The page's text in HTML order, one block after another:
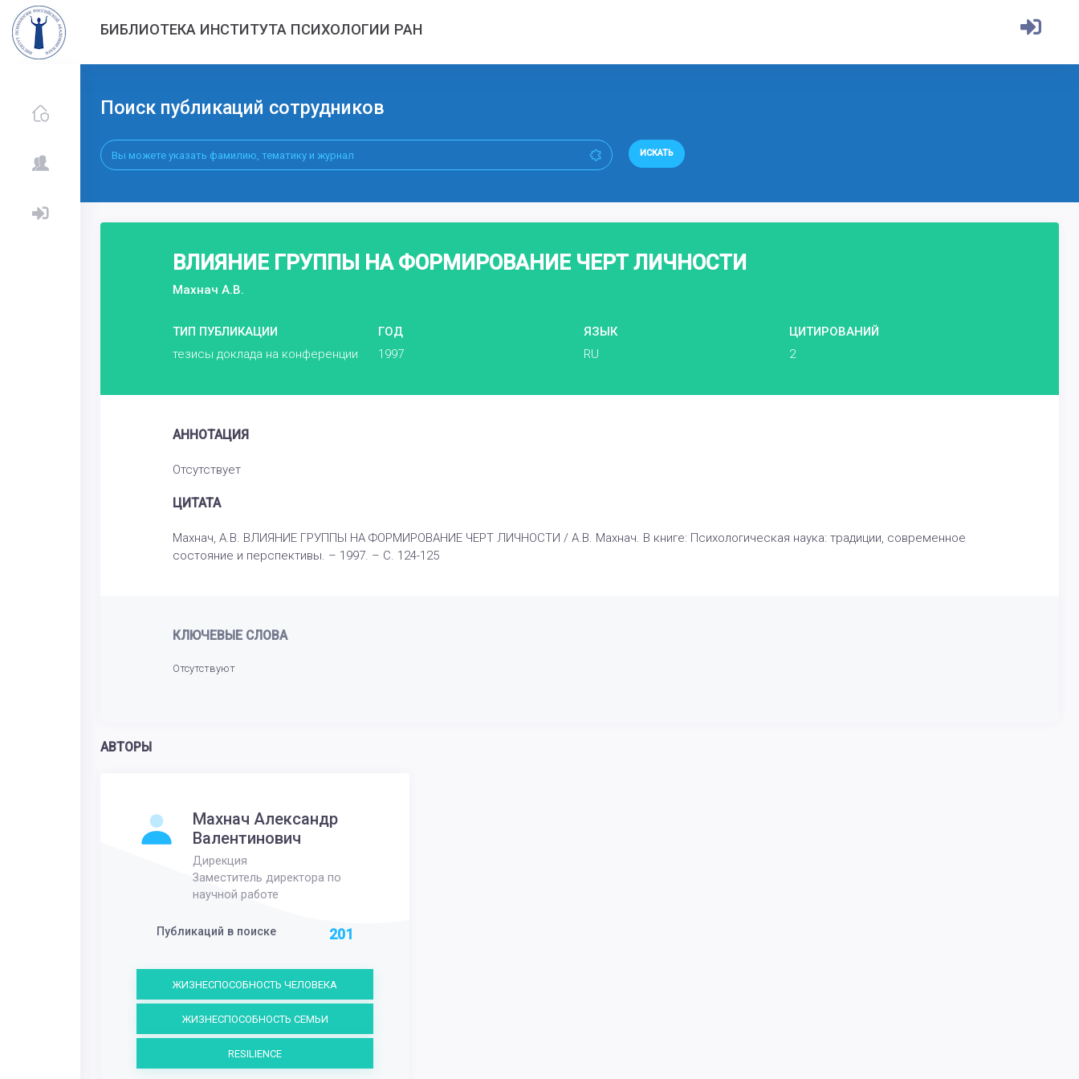
БИБЛИОТЕКА ИНСТИТУТА ПСИХОЛОГИИ РАН
Поиск публикаций сотрудников
ИСКАТЬ
ВЛИЯНИЕ ГРУППЫ НА ФОРМИРОВАНИЕ ЧЕРТ ЛИЧНОСТИ
Махнач А.В.
ТИП ПУБЛИКАЦИИ
тезисы доклада на конференции
ГОД
1997
ЯЗЫК
RU
ЦИТИРОВАНИЙ
2
АННОТАЦИЯ
Отсутствует
ЦИТАТА
Махнач, А.В. ВЛИЯНИЕ ГРУППЫ НА ФОРМИРОВАНИЕ ЧЕРТ ЛИЧНОСТИ / А.В. Махнач. В книге: Психологическая наука: традиции, современное
состояние и перспективы. – 1997. – С. 124-125
КЛЮЧЕВЫЕ СЛОВА
Отсутствуют
АВТОРЫ
Махнач Александр
Валентинович
Дирекция
Заместитель директора по
научной работе
Публикаций в поиске 201
ЖИЗНЕСПОСОБНОСТЬ ЧЕЛОВЕКА
ЖИЗНЕСПОСОБНОСТЬ СЕМЬИ
RESILIENCE